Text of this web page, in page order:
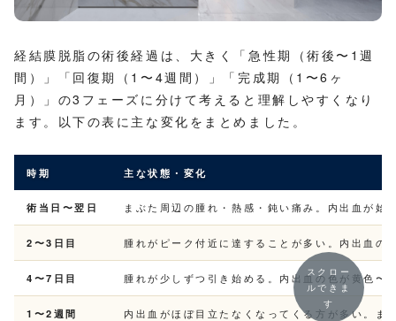
経結膜脱脂の術後経過は、大きく「急性期（術後〜1週
間）」「回復期（1〜4週間）」「完成期（1〜6ヶ
月）」の3フェーズに分けて考えると理解しやすくなり
ます。以下の表に主な変化をまとめました。
時期 主な状態・変化
術当日〜翌日 まぶた周辺の腫れ・熱感・鈍い痛み。内出血が始
2〜3日目 腫れがピーク付近に達することが多い。内出血の
4〜7日目 腫れが少しずつ引き始める。内出血の色が黄色〜
1〜2週間 内出血がほぼ目立たなくなってくる方が多い。ま
スクロー
ルできま
す